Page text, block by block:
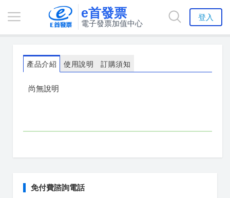
e首發票
電子發票加值中心
登入
產品介紹 使用說明 訂購須知
尚無說明
免付費諮詢電話